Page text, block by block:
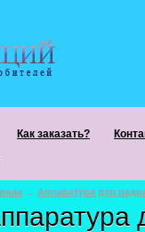
Как заказать?
→ Аппаратура для